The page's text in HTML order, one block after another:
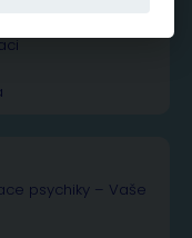
psychiky – Vaše